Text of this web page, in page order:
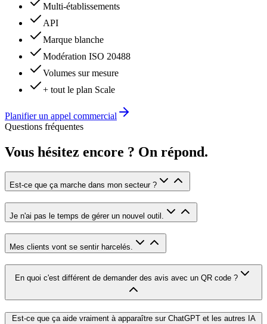
Multi-établissements
API
Marque blanche
Modération ISO 20488
Volumes sur mesure
+ tout le plan Scale
Planifier un appel commercial
Questions fréquentes
Vous hésitez encore ? On répond.
Est-ce que ça marche dans mon secteur ?
Je n'ai pas le temps de gérer un nouvel outil.
Mes clients vont se sentir harcelés.
En quoi c'est différent de demander des avis avec un QR code ?
Est-ce que ça aide vraiment à apparaître sur ChatGPT et les autres IA